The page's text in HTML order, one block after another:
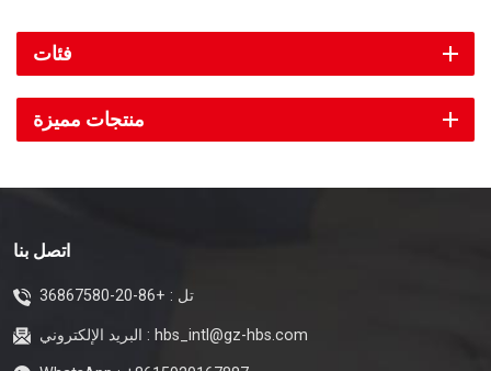
فئات
منتجات مميزة
اتصل بنا
تل : +86-20-36867580
البريد الإلكتروني : hbs_intl@gz-hbs.com